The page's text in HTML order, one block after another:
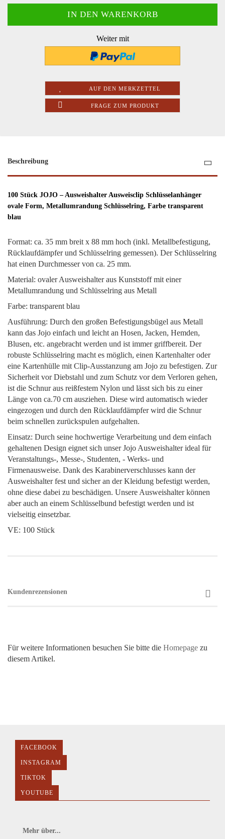
Weiter mit
AUF DEN MERKZETTEL
FRAGE ZUM PRODUKT
Beschreibung
100 Stück JOJO – Ausweishalter Ausweisclip Schlüsselanhänger
ovale Form, Metallumrandung Schlüsselring, Farbe transparent
blau
Format: ca. 35 mm breit x 88 mm hoch (inkl. Metallbefestigung,
Rücklaufdämpfer und Schlüsselring gemessen). Der Schlüsselring
hat einen Durchmesser von ca. 25 mm.
Material: ovaler Ausweishalter aus Kunststoff mit einer
Metallumrandung und Schlüsselring aus Metall
Farbe: transparent blau
Ausführung: Durch den großen Befestigungsbügel aus Metall
kann das Jojo einfach und leicht an Hosen, Jacken, Hemden,
Blusen, etc. angebracht werden und ist immer griffbereit. Der
robuste Schlüsselring macht es möglich, einen Kartenhalter oder
eine Kartenhülle mit Clip-Ausstanzung am Jojo zu befestigen. Zur
Sicherheit vor Diebstahl und zum Schutz vor dem Verloren gehen,
ist die Schnur aus reißfestem Nylon und lässt sich bis zu einer
Länge von ca.70 cm ausziehen. Diese wird automatisch wieder
eingezogen und durch den Rücklaufdämpfer wird die Schnur
beim schnellen zurückspulen aufgehalten.
Einsatz: Durch seine hochwertige Verarbeitung und dem einfach
gehaltenen Design eignet sich unser Jojo Ausweishalter ideal für
Veranstaltungs-, Messe-, Studenten, - Werks- und
Firmenausweise. Dank des Karabinerverschlusses kann der
Ausweishalter fest und sicher an der Kleidung befestigt werden,
ohne diese dabei zu beschädigen. Unsere Ausweishalter können
aber auch an einem Schlüsselbund befestigt werden und ist
vielseitig einsetzbar.
VE: 100 Stück
Kundenrezensionen
Für weitere Informationen besuchen Sie bitte die Homepage zu
diesem Artikel.
FACEBOOK
INSTAGRAM
TIKTOK
YOUTUBE
Mehr über...